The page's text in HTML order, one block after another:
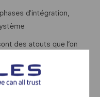
d'intégration,
des atouts que l’on
!
reconnait